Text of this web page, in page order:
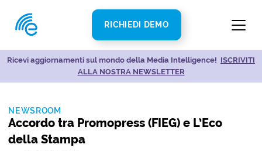
RICHIEDI DEMO
NEWSROOM
Accordo tra Promopress (FIEG) e L’Eco
della Stampa
Sblocca le Risorse de L’Eco della Stampa! ENTRA NELLA
COMMUNITY
Ricevi aggiornamenti sul mondo della Media Intelligence! ISCRIVITI
ALLA NOSTRA NEWSLETTER